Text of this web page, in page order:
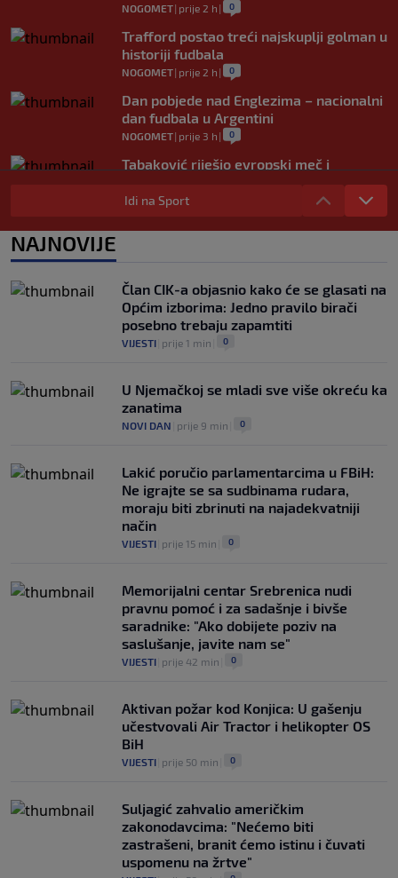
NOGOMET| prije 2 h | 0
Trafford postao treći najskuplji golman u
historiji fudbala
NOGOMET| prije 2 h | 0
Dan pobjede nad Englezima – nacionalni
dan fudbala u Argentini
NOGOMET| prije 3 h | 0
Tabaković riješio evropski meč i
Salzburgu donio pobjedu (VIDEO)
NOGOMET|6. aug.
Allah, Allah, Allah, Allah… Mohamed
Idi na Sport
NAJNOVIJE
Član CIK-a objasnio kako će se glasati na
Općim izborima: Jedno pravilo birači
posebno trebaju zapamtiti
VIJESTI prije 1 min 0
U Njemačkoj se mladi sve više okreću ka
zanatima
NOVI DAN prije 9 min 0
Lakić poručio parlamentarcima u FBiH:
Ne igrajte se sa sudbinama rudara,
moraju biti zbrinuti na najadekvatniji
način
VIJESTI prije 15 min 0
Memorijalni centar Srebrenica nudi
pravnu pomoć i za sadašnje i bivše
saradnike: "Ako dobijete poziv na
saslušanje, javite nam se"
VIJESTI prije 42 min 0
Aktivan požar kod Konjica: U gašenju
učestvovali Air Tractor i helikopter OS
BiH
VIJESTI prije 50 min 0
Suljagić zahvalio američkim
zakonodavcima: "Nećemo biti
zastrašeni, branit ćemo istinu i čuvati
uspomenu na žrtve"